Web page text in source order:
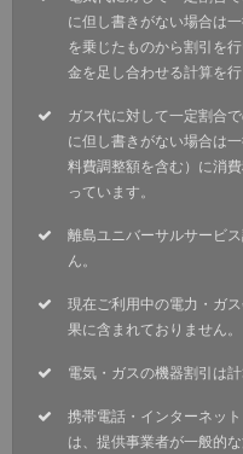
に但し書きがない場合は
を乗じたものから割引を
金を足し合わせる計算を行
ガス代に対して一定割合
に但し書きがない場合は
料費調整額を含む）に消
っています。
離島ユニバーサルサービ
ん。
現在ご利用中の電力・ガ
果に含まれておりません。
電気・ガスの機器割引は
携帯電話・インターネッ
は、提供事業者が一般的